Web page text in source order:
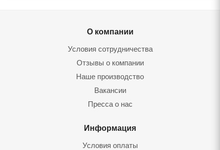
О компании
Условия сотрудничества
Отзывы о компании
Наше производство
Вакансии
Пресса о нас
Информация
Условия оплаты